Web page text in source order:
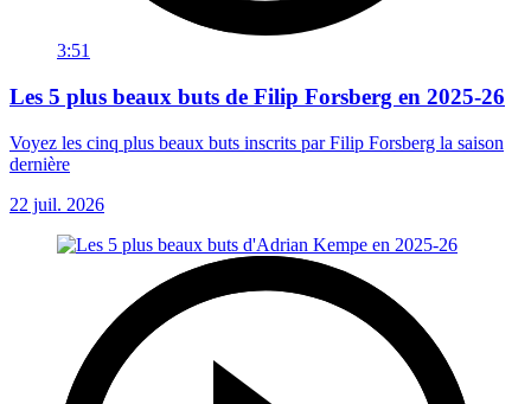
3:51
Les 5 plus beaux buts de Filip Forsberg en 2025-26
Voyez les cinq plus beaux buts inscrits par Filip Forsberg la saison
dernière
22 juil. 2026